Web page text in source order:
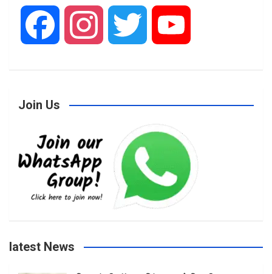
e
b
o g
t
e b
Join Us
latest News